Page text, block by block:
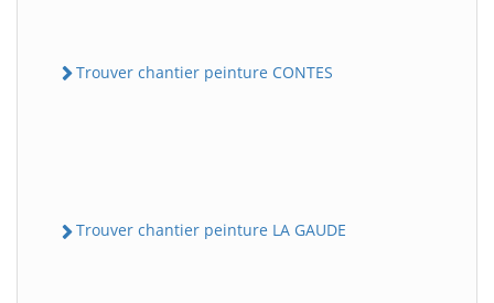
Trouver chantier peinture CONTES
Trouver chantier peinture LA GAUDE